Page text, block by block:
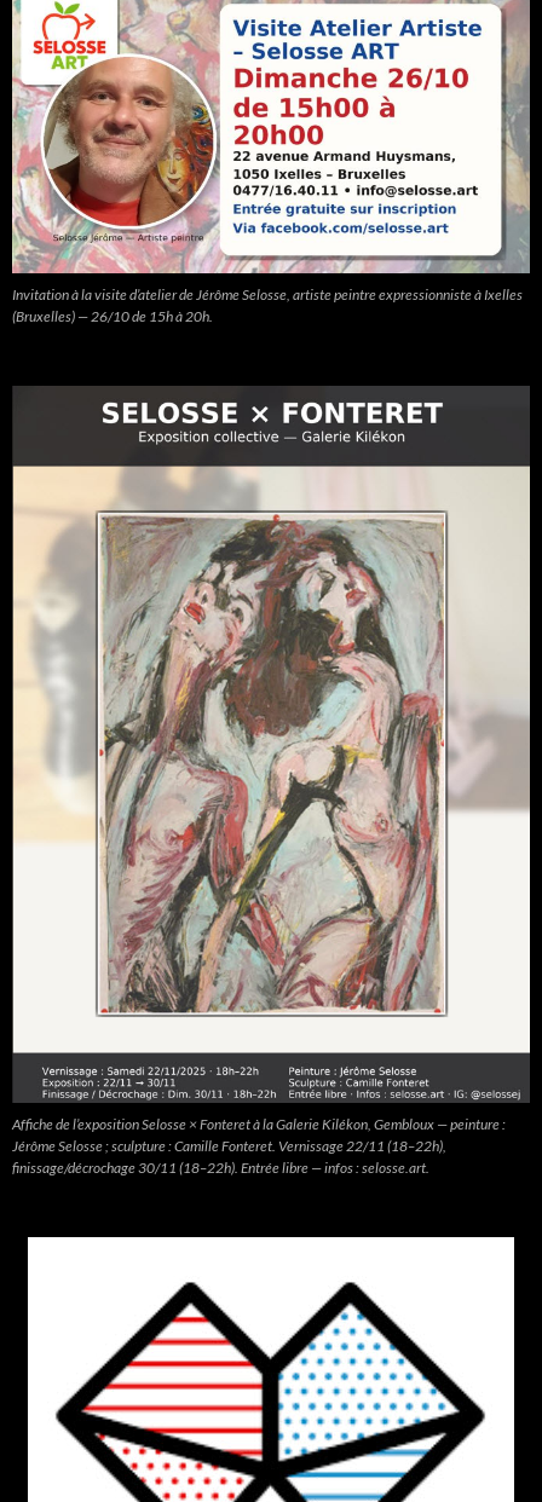
Invitation à la visite d’atelier de Jérôme Selosse, artiste peintre expressionniste à Ixelles
(Bruxelles) — 26/10 de 15h à 20h.
Affiche de l’exposition Selosse × Fonteret à la Galerie Kilékon, Gembloux — peinture :
Jérôme Selosse ; sculpture : Camille Fonteret. Vernissage 22/11 (18–22h),
finissage/décrochage 30/11 (18–22h). Entrée libre — infos : selosse.art.